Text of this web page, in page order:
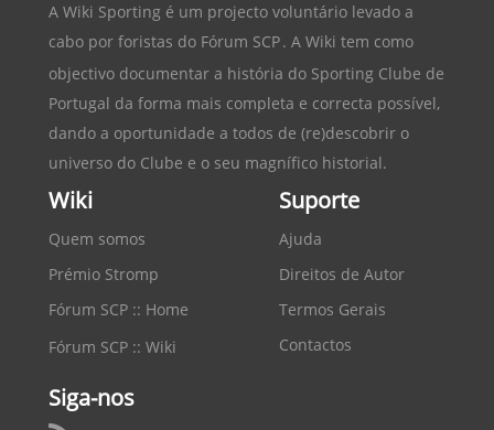
A Wiki Sporting é um projecto voluntário levado a
cabo por foristas do Fórum SCP. A Wiki tem como
objectivo documentar a história do Sporting Clube de
Portugal da forma mais completa e correcta possível,
dando a oportunidade a todos de (re)descobrir o
universo do Clube e o seu magnífico historial.
Wiki
Quem somos
Prémio Stromp
Fórum SCP :: Home
Fórum SCP :: Wiki
Suporte
Ajuda
Direitos de Autor
Termos Gerais
Contactos
Siga-nos